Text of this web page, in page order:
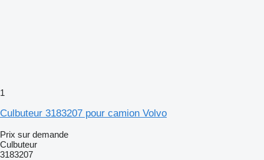
1
Culbuteur 3183207 pour camion Volvo
Prix sur demande
Culbuteur
3183207